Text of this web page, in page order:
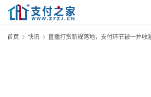
首页 快讯 直播打赏新规落地，支付环节被一并收